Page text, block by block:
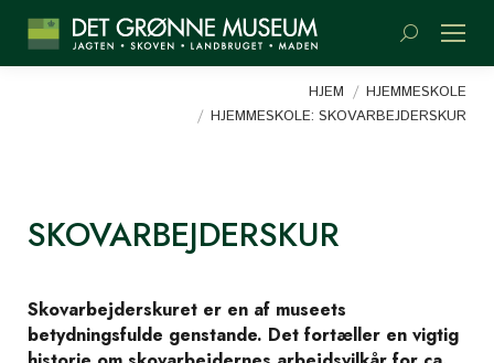
Søge:
HJEM
HJEMMESKOLE
HJEMMESKOLE: SKOVARBEJDERSKUR
SKOVARBEJDERSKUR
Skovarbejderskuret er en af museets
betydningsfulde genstande. Det fortæller en vigtig